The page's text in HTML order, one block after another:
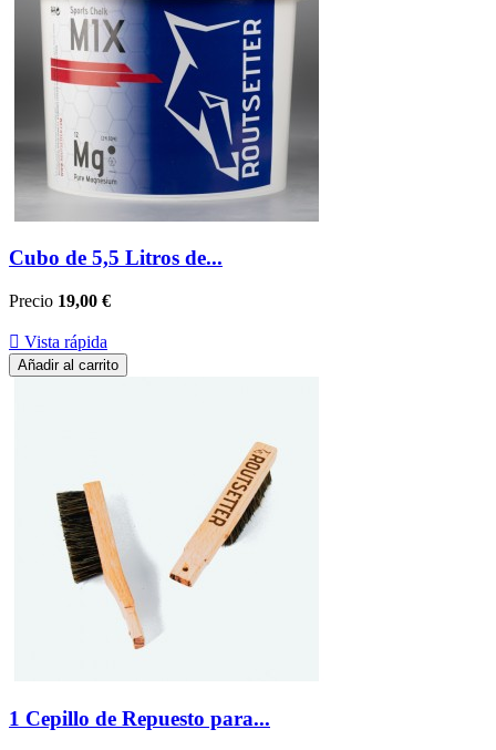
Cubo de 5,5 Litros de...
Precio 19,00 €
 Vista rápida
Añadir al carrito
1 Cepillo de Repuesto para...